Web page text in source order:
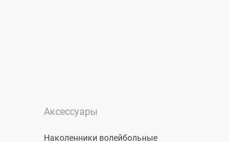
Аксессуары
Наколенники волейбольные